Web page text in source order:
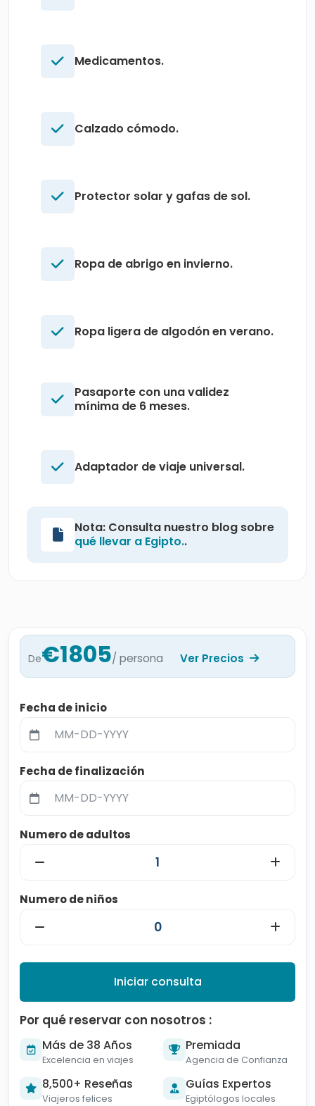
Medicamentos.
Calzado cómodo.
Protector solar y gafas de sol.
Ropa de abrigo en invierno.
Ropa ligera de algodón en verano.
Pasaporte con una validez
mínima de 6 meses.
Adaptador de viaje universal.
Nota: Consulta nuestro blog sobre
qué llevar a Egipto..
De€1805/ persona Ver Precios
Fecha de inicio
Fecha de finalización
Numero de adultos
Numero de niños
Iniciar consulta
Por qué reservar con nosotros :
Más de 38 Años
Excelencia en viajes
Premiada
Agencia de Confianza
8,500+ Reseñas
Viajeros felices
Guías Expertos
Egiptólogos locales